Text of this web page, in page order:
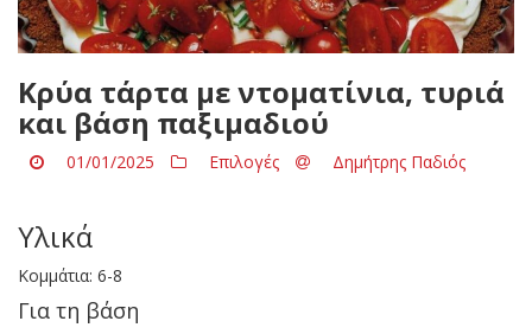
Κρύα τάρτα με ντοματίνια, τυριά
και βάση παξιμαδιού
01/01/2025 Επιλογές Δημήτρης Παδιός
Υλικά
Κομμάτια: 6-8
Για τη βάση